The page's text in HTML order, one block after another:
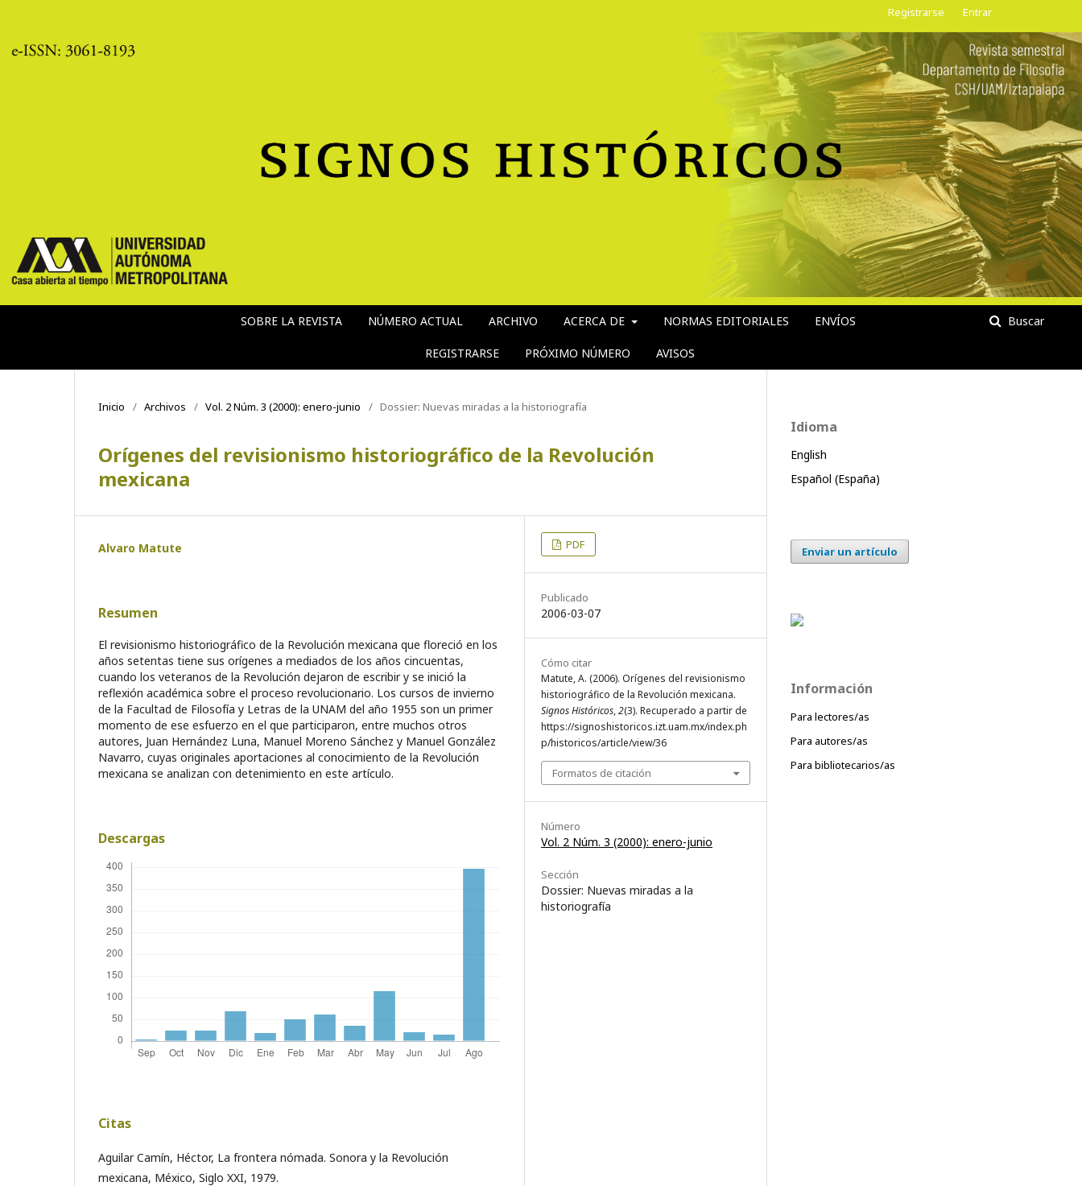
SOBRE LA REVISTA NÚMERO ACTUAL ARCHIVO ACERCA DE NORMAS EDITORIALES ENVÍOS
REGISTRARSE PRÓXIMO NÚMERO AVISOS
Buscar
Registrarse Entrar
Inicio / Archivos / Vol. 2 Núm. 3 (2000): enero-junio / Dossier: Nuevas miradas a la historiografía
Orígenes del revisionismo historiográfico de la Revolución
mexicana
Alvaro Matute
Resumen
El revisionismo historiográfico de la Revolución mexicana que floreció en los
años setentas tiene sus orígenes a mediados de los años cincuentas,
cuando los vetera­nos de la Revolución dejaron de escribir y se inició la
reflexión académica sobre el proceso revolucionario. Los cursos de invierno
de la Facultad de Filosofía y Letras de la UNAM del año 1955 son un primer
momento de ese esfuerzo en el que participa­ron, entre muchos otros
autores, Juan Hernández Luna, Manuel Moreno Sánchez y Manuel González
Navarro, cuyas originales aportaciones al conocimiento de la Revo­lución
mexicana se analizan con detenimiento en este artículo.
Descargas
Citas
Aguilar Camín, Héctor, La frontera nómada. Sonora y la Revolución
mexicana, México, Siglo XXI, 1979.
PDF
Publicado
2006-03-07
Cómo citar
Matute, A. (2006). Orígenes del revisionismo
historiográfico de la Revolución mexicana.
Signos Históricos,2(3). Recuperado a partir de
https://signoshistoricos.izt.uam.mx/index.ph
p/historicos/article/view/36
Formatos de citación
Número
Vol. 2 Núm. 3 (2000): enero-junio
Sección
Dossier: Nuevas miradas a la
historiografía
Idioma
English
Español (España)
Enviar un artículo
Información
Para lectores/as
Para autores/as
Para bibliotecarios/as